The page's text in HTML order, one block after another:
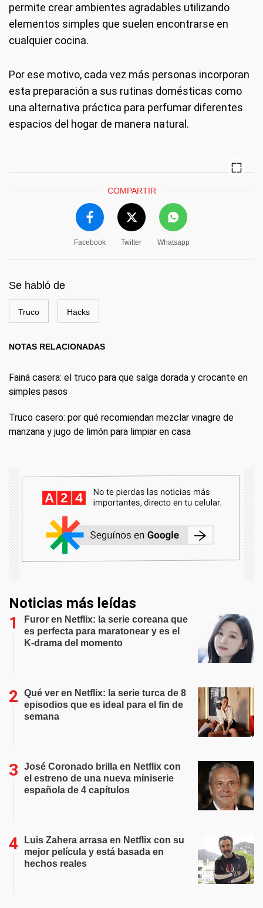
permite crear ambientes agradables utilizando
elementos simples que suelen encontrarse en
cualquier cocina.
Por ese motivo, cada vez más personas incorporan
esta preparación a sus rutinas domésticas como
una alternativa práctica para perfumar diferentes
espacios del hogar de manera natural.
COMPARTIR
Facebook Twitter Whatsapp
Se habló de
Truco Hacks
NOTAS RELACIONADAS
Fainá casera: el truco para que salga dorada y crocante en
simples pasos
Truco casero: por qué recomiendan mezclar vinagre de
manzana y jugo de limón para limpiar en casa
Noticias más leídas
Furor en Netflix: la serie coreana que
es perfecta para maratonear y es el
K-drama del momento
Qué ver en Netflix: la serie turca de 8
episodios que es ideal para el fin de
semana
José Coronado brilla en Netflix con
el estreno de una nueva miniserie
española de 4 capítulos
Luis Zahera arrasa en Netflix con su
mejor película y está basada en
hechos reales